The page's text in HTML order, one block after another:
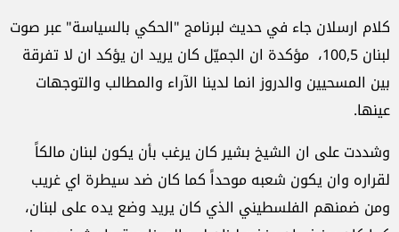
كلام ارسلان جاء في حديث لبرنامج "الحكي بالسياسة" عبر صوت
لبنان 100,5، مؤكدة ان الجميّل كان يريد ان يؤكد ان لا تفرقة
بين المسحيين والدروز انما لدينا الآراء والمطالب والتوجهات
عينها.
وشددت على ان الشيخ بشير كان يرغب بأن يكون لبنان مالكاً
لقراره وان يكون شعبه موحداً كما كان ضد سيطرة اي غريب
ومن ضمنهم الفلسطيني الذي كان يريد وضع يده على لبنان،